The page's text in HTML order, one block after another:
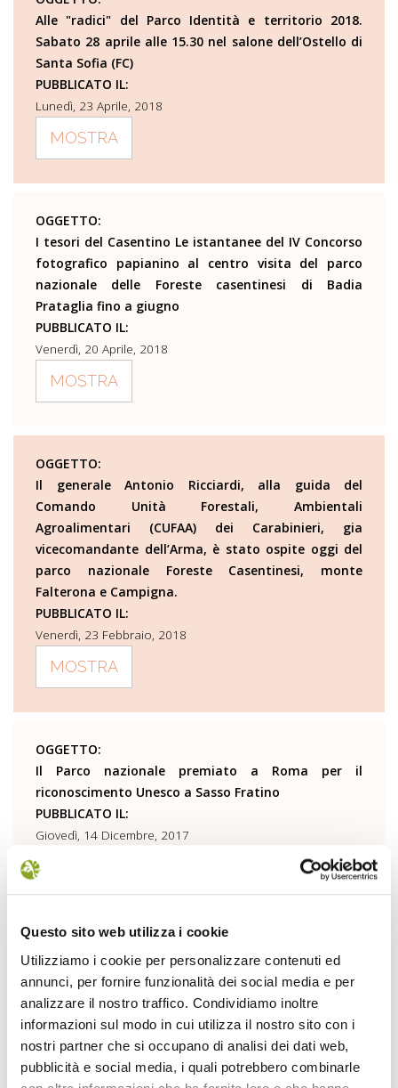
Questo sito web utilizza i cookie
Utilizziamo i cookie per personalizzare contenuti ed
annunci, per fornire funzionalità dei social media e per
analizzare il nostro traffico. Condividiamo inoltre
informazioni sul modo in cui utilizza il nostro sito con i
nostri partner che si occupano di analisi dei dati web,
pubblicità e social media, i quali potrebbero combinarle
Alle "radici" del Parco Identità e territorio 2018.
Sabato 28 aprile alle 15.30 nel salone dell’Ostello di
Santa Sofia (FC)
PUBBLICATO IL:
Lunedì, 23 Aprile, 2018
MOSTRA
OGGETTO:
I tesori del Casentino Le istantanee del IV Concorso
fotografico papianino al centro visita del parco
nazionale delle Foreste casentinesi di Badia
Prataglia fino a giugno
PUBBLICATO IL:
Venerdì, 20 Aprile, 2018
MOSTRA
OGGETTO:
Il generale Antonio Ricciardi, alla guida del
Comando Unità Forestali, Ambientali
Agroalimentari (CUFAA) dei Carabinieri, gia
vicecomandante dell’Arma, è stato ospite oggi del
parco nazionale Foreste Casentinesi, monte
Falterona e Campigna.
PUBBLICATO IL:
Venerdì, 23 Febbraio, 2018
MOSTRA
OGGETTO:
Il Parco nazionale premiato a Roma per il
riconoscimento Unesco a Sasso Fratino
PUBBLICATO IL:
Giovedì, 14 Dicembre, 2017
Volontariato nel parco nazionale delle Foreste
casentinesi: il calendario 2018 Quattordici
appuntamenti per vivere da protagonisti l'area
protetta
PUBBLICATO IL:
Lunedì, 27 Novembre, 2017